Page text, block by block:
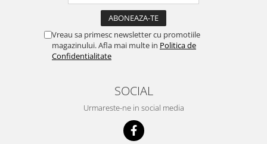
Vreau sa primesc newsletter cu promotiile
magazinului. Afla mai multe in Politica de
Confidentialitate
SOCIAL
Urmareste-ne in social media